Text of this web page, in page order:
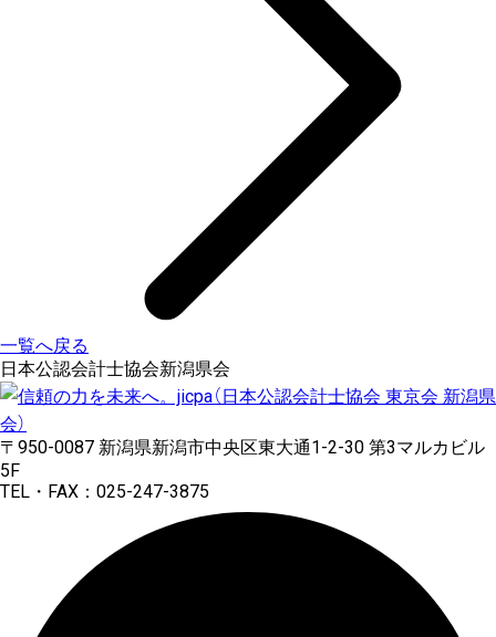
一覧へ戻る
日本公認会計士協会新潟県会
〒950-0087 新潟県新潟市中央区東大通1-2-30 第3マルカビル
5F
TEL・FAX：025-247-3875